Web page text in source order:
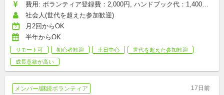
費用: ボランティア登録費：2,000円, ハンドブック代：1,400円,
研修参加費：2,000円, その他雑費：会場型のみ（お菓子・飲み
物代など）：1,500円
社会人(世代を超えた参加歓迎)
月2回からOK
半年からOK
リモート可 初心者歓迎 土日中心
世代を超えた参加歓迎
成長意欲が高い
メンバー/継続ボランティア 17日前